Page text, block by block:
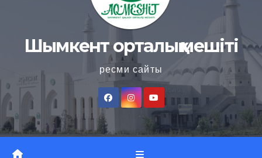
Шымкент орталық мешіті
ресми сайты